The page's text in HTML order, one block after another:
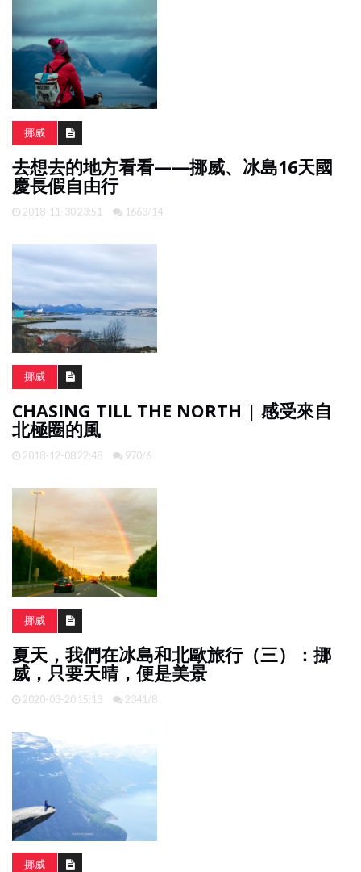
挪威
去想去的地方看看——挪威、冰島16天國
慶長假自由行
2018-11-30 23:51 1663/14
挪威
CHASING TILL THE NORTH | 感受來自
北極圈的風
2018-12-08 22:48 970/6
挪威
夏天，我們在冰島和北歐旅行（三）：挪
威，只要天晴，便是美景
2020-03-20 15:13 2341/8
挪威